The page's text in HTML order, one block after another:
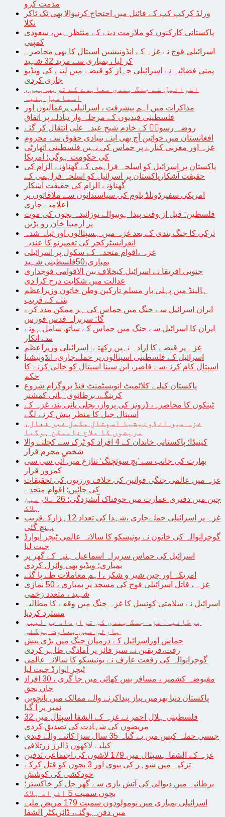
مذمت کرو
ورلڈ کرکپ کپ کے فائنل میں احتجاج کرنیوالا بھی ٹک ٹاکر
نکلا
پاکستانی کارکنوں کو ملازمت دینے کے منتظر ہیں، سعودی
کمپنی
اسرائیلی فوج نے غزہ کے انڈونیشین اسپتال کا بھی محاصرہ
کر لیا ، بمباری سے مزید 32 شہید
یمنی فضائیہ نے اسرائیلی جہاز کو قبضے میں لینے کی ویڈیو
جاری کردی
اسرائیل سے جنگ بندی معاہدے کے قریب ہیں،
اسماعیل ہنیہ
مذاکرات میں اہم پیشرفت ، اسرائیلی یرغمالیوں اور
فلسطینی قیدیوں کے مرحلہ وار تبادلے پر اتفاق
روضہ رسولؐ کے خادم شیخ عبدہ علی انتقال کر گئے
افغانستان میں خواتین آج بھی اپنے بنیادی حقوق سے محروم
غزہ اور مغربی کنارے پر حماس کی نہیں فلسطینی اتھارٹی
کی حکومت ہوگی؛ امریکا
پاکستان پر اسرائیل کو اسلحہ فراہمی کے گھناؤنے الزام کی
حقیقت آشکارپاکستان پر اسرائیل کو اسلحہ فراہمی کے
گھناؤنے الزام کی حقیقت آشکار
امریکی سفیرڈونلڈ بلوم کی سیاستدانوں سے ملاقاتوں پر
اعلامیہ جاری
فلسطین: قبل از وقت پیدا ہونیوالے نوزائیدہ بچوں کی موت
پر ارمینا خان رو پڑیں
ترکی کا جنگ بندی کے بعد غزہ میں ہسپتالوں اور تباہ شدہ
انفرانسٹرکچر کی تعمیرنو کا عندیہ
غزہ ،اقوام متحدہ کے سکول پر اسرائیلی
بمباری،50فلسطینی شہید
جنوبی افریقا نے اسرائیل کیخلاف بین الاقوامی فوجداری
عدالت میں شکایت درج کرا دی
ہالینڈ میں پہلی بار مسلم تارکین وطن خاتون وزیراعظم
بننے کے قریب
ایران اسرائیل سے جنگ میں حماس کی ہر ممکن مدد کرے
گا: سربراہ قدس فورس
ایران کا اسرائیل سے جنگ میں حماس کے ساتھ شامل ہونے
سے انکار
غزہ پر قبضے کا ارادہ نہیں رکھتے: اسرائیلی وزیراعظم
اسرائیل کے فلسطینی اسپتالوں پر حملےجاری، انڈونیشیا
اسپتال کام کرنےسے قاصر، ابن سینا اسپتال کو خالی کرنے کا
حکم
پاکستان کیلیے کلائمیٹ انویسٹمنٹ فنڈ پروگرام شروع
کرینگے، برطانوی ہائی کمشنر
ٹینکوں کا محاصرہ، ڈرونز کی پرواز، بجلی پانی بند، غزہ کے
اسپتال جیل کا منظر پیش کرنے لگے
غزہ میں انڈونیشیا اسپتال مکمل غیر فعال،
مریضوں کا علاج ناممکن ہوگیا
کینیڈا؛ پاکستانی خاندان کے 4 افراد کو ٹرک سے کچلنے والا
شخص مجرم قرار
بھارت کی جانب سے ’پچ سوئچنگ‘ تنازع میں آئی سی سی
کمزور قرار
غزہ میں عالمی جنگی قوانین کی خلاف ورزیوں کی تحقیقات
کی جائیں؛ اقوام متحدہ
چین میں دفتری عمارت میں خوفناک آتشزدگی؛ 26 ملازمین
ہلاک
غزہ پر اسرائیلی حملےجاری ،شہدا کی تعداد 12ہزارکےقریب
پہنچ گئی
گوجرانوالہ کی خاتون نے یونیسکو کا سالانہ عالمی ٹیچر ایوارڈ
جیت لیا
اسرائیل کی حماس سربراہ اسماعیل ہنیہ کے گھر پر
بمباری؛ ویڈیو بھی وائرل کردی
امریکہ اور چین شیر و شکر ، اہم معاملات طے پا گئے
غزہ ، قاتل اسرائیلی فوج کی مسجد پر بمباری ، 50 نمازی
شہید ، متعدد زخمی
اسرائیل نے سلامتی کونسل کا غزہ جنگ میں وقفے کا مطالبہ
مسترد کردیا
برطانیہ: غزہ جنگ بندی کی قرارداد پر لیبر
پارٹی میں بغاوت ہوگئی
حماس اوراسرائیل کے درمیان جنگ میں بڑی پیش
رفت،فریقین نے سیز فائر پر آمادگی ظاہر کردی
گوجرانوالہ کی رفعت عارف نے یونیسکو کا سالانہ عالمی
ٹیچر ایوارڈ جیت لیا
مقبوضہ کشمیر ، مسافر بس کھائی میں جا گری ، 30 افراد
جاں بحق
پاکستان دنیا بھرمیں پیاز پیداکرنے والے ممالک میں پانچویں
نمبر پر آ گیا
فلسطینی ہلال احمر نے غزہ کے الشفا اسپتال میں 32
مریضوں کی شہادت کی تصدیق کردی
جنسی حملہ کیس میں بے گناہ 35 سال سزا کاٹنے والے قیدی
کیلیے لاکھوں ڈالرز زرتلافی
غزہ کے الشفا ہسپتال میں 179 لاشوں کی اجتماعی تدفین
ترکیہ میں شوہر کی بیوی اور 3 بچوں کو قتل کرکے
خودکشی کی کوشش
برطانیہ میں دیوالی کی آتش بازی سے گھر جل کر خاکستر؛
بچوں سمیت 5 افراد ہلاک
اسرائیلی بمباری میں نومولودوں سمیت 179 مریض ملبے
میں دفن ہوگئے، ڈائریکٹر الشفا